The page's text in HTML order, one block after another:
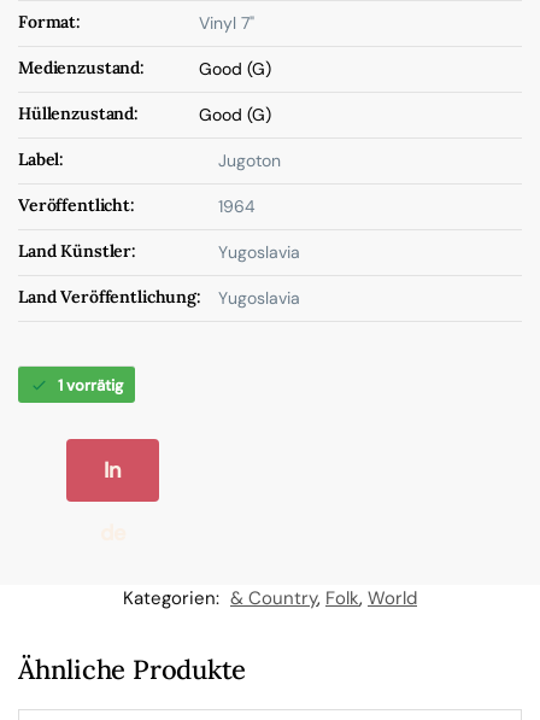
Format: Vinyl 7"
Medienzustand: Good (G)
Hüllenzustand: Good (G)
Label: Jugoton
Veröffentlicht: 1964
Land Künstler: Yugoslavia
Land Veröffentlichung: Yugoslavia
1 vorrätig
In
W
Kategorien: & Country, Folk, World
Ähnliche Produkte